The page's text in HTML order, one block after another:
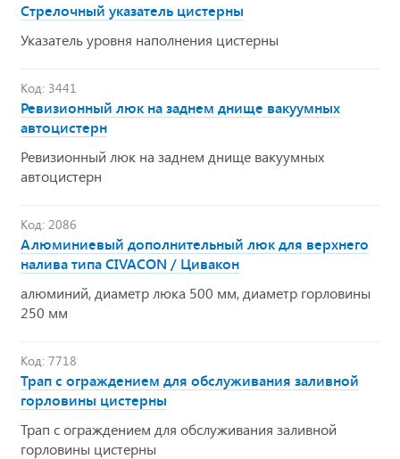
Стрелочный указатель цистерны
Указатель уровня наполнения цистерны
Код: 3441
Ревизионный люк на заднем днище вакуумных
автоцистерн
Ревизионный люк на заднем днище вакуумных
автоцистерн
Код: 2086
Алюминиевый дополнительный люк для верхнего
налива типа CIVACON / Цивакон
алюминий, диаметр люка 500 мм, диаметр горловины
250 мм
Код: 7718
Трап с ограждением для обслуживания заливной
горловины цистерны
Трап с ограждением для обслуживания заливной
горловины цистерны